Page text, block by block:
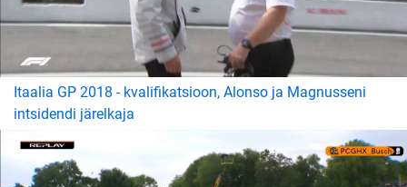
Itaalia GP 2018 - kvalifikatsioon, Alonso ja Magnusseni
intsidendi järelkaja